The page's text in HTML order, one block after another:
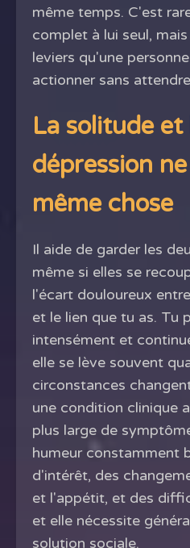
même temps. C'est
complet à lui seul,
leviers qu'une
actionner sans
La solitude et
dépression
même chose
Il aide de garder les
même si elles se
l'écart douloureux
et le lien que tu as. Tu
intensément et
elle se lève souvent
circonstances
une condition clinique
plus large de
humeur constamment
d'intérêt, des
et l'appétit, et des
et elle nécessite
solution sociale.